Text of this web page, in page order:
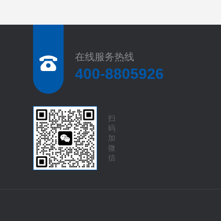
在线服务热线
400-8805926
扫
码
加
微
信